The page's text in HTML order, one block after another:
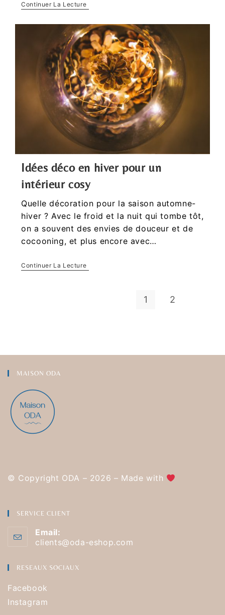
Continuer La Lecture
Idées déco en hiver pour un
intérieur cosy
Quelle décoration pour la saison automne-
hiver ? Avec le froid et la nuit qui tombe tôt,
on a souvent des envies de douceur et de
cocooning, et plus encore avec…
Continuer La Lecture
1 2
MAISON ODA
© Copyright ODA – 2026 – Made with
SERVICE CLIENT
Email:
clients@oda-eshop.com
RESEAUX SOCIAUX
Facebook
Instagram